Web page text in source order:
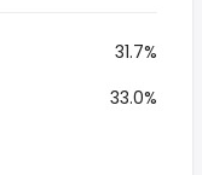
31.7%
33.0%